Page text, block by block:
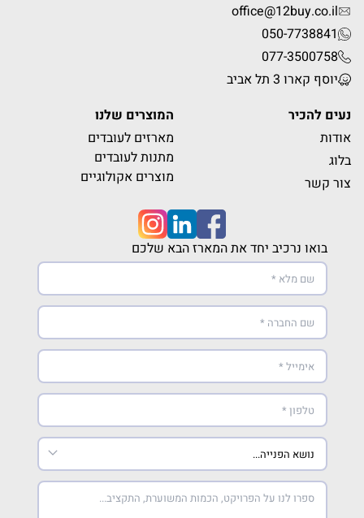
office@12buy.co.il
050-7738841
077-3500758
יוסף קארו 3 תל אביב
נעים להכיר
אודות
בלוג
צור קשר
המוצרים שלנו
מארזים לעובדים
מתנות לעובדים
מוצרים אקולוגיים
בואו נרכיב יחד את המארז הבא שלכם